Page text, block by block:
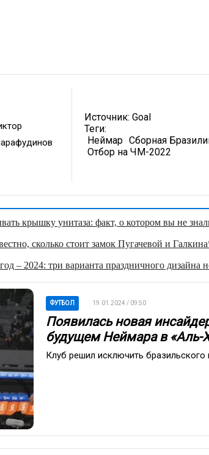
Источник:Goal
Теги:
Неймар Сборная
Отбор на ЧМ-2022
крышку унитаза: факт, о котором вы не
сколько стоит замок Пугачевой и
2024: три варианта праздничного дизайна
ФУТБОЛ 19.01.2024 / 09:50
Появилась новая
будущем Неймара в «Аль-
Клуб решил исключить бразильского